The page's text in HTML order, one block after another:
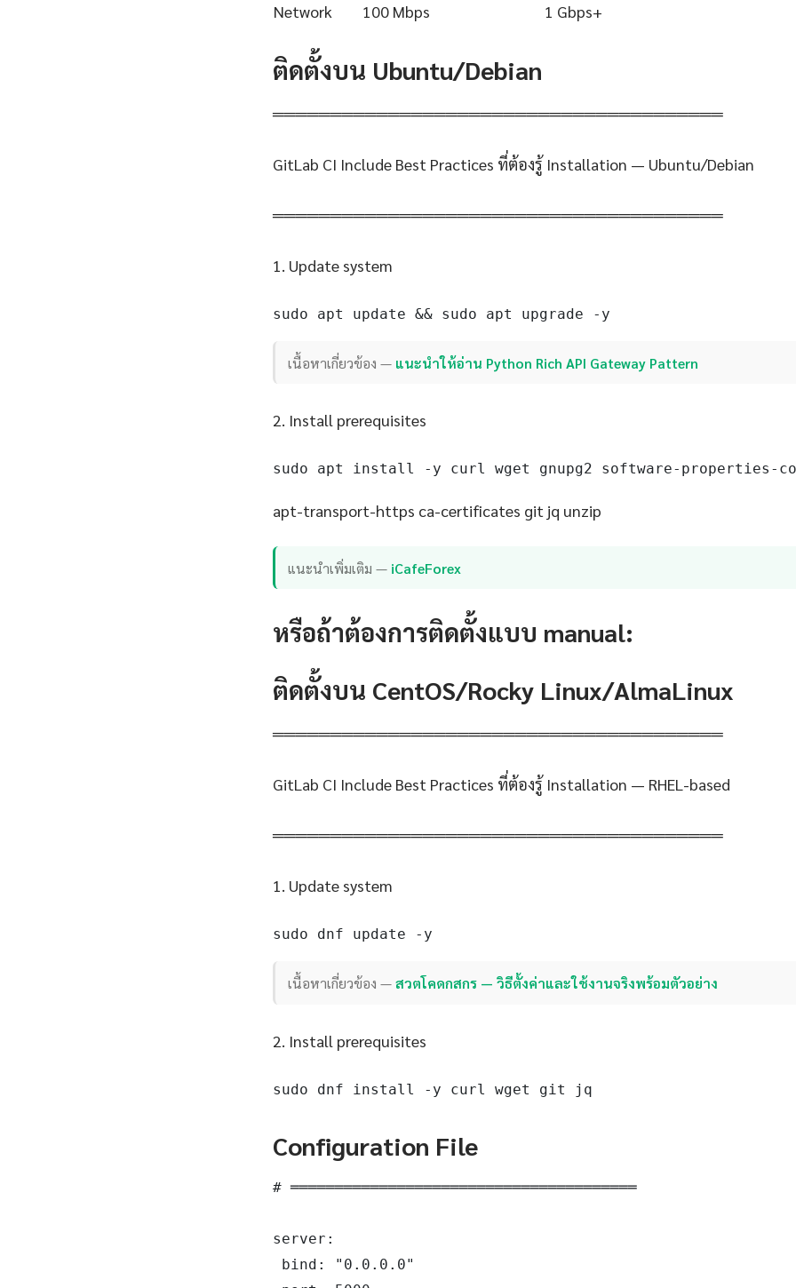
Network
100 Mbps 1 Gbps+
ติดตั้งบน Ubuntu/Debian
═══════════════════════════════════════
GitLab CI Include Best Practices ที่ต้องรู้ Installation — Ubuntu/Debian
═══════════════════════════════════════
1. Update system
sudo apt update && sudo apt upgrade -y
เนื้อหาเกี่ยวข้อง — แนะนำให้อ่าน Python Rich API Gateway Pattern
2. Install prerequisites
sudo apt install -y curl wget gnupg2 software-properties-
apt-transport-https ca-certificates git jq unzip
แนะนำเพิ่มเติม — iCafeForex
หรือถ้าต้องการติดตั้งแบบ manual:
ติดตั้งบน CentOS/Rocky Linux/AlmaLinux
═══════════════════════════════════════
GitLab CI Include Best Practices ที่ต้องรู้ Installation — RHEL-based
═══════════════════════════════════════
1. Update system
sudo dnf update -y
เนื้อหาเกี่ยวข้อง —สวตโคดกสกร — วิธีตั้งค่าและใช้งานจริงพร้อมตัวอย่าง
2. Install prerequisites
sudo dnf install -y curl wget git jq
Configuration File
# ═══════════════════════════════════════
server:
bind: "0.0.0.0"